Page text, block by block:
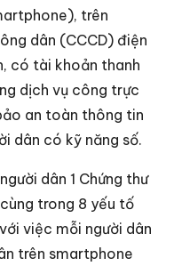
trên
dân (CCCD) điện
có tài khoản thanh
dịch vụ công trực
an toàn thông tin
dân có kỹ năng số.
dân 1 Chứng thư
trong 8 yếu tố
việc mỗi người dân
trên smartphone